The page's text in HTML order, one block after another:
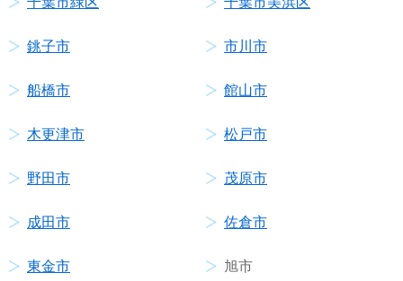
銚子市 市川市
船橋市 館山市
木更津市 松戸市
野田市 茂原市
成田市 佐倉市
東金市 旭市